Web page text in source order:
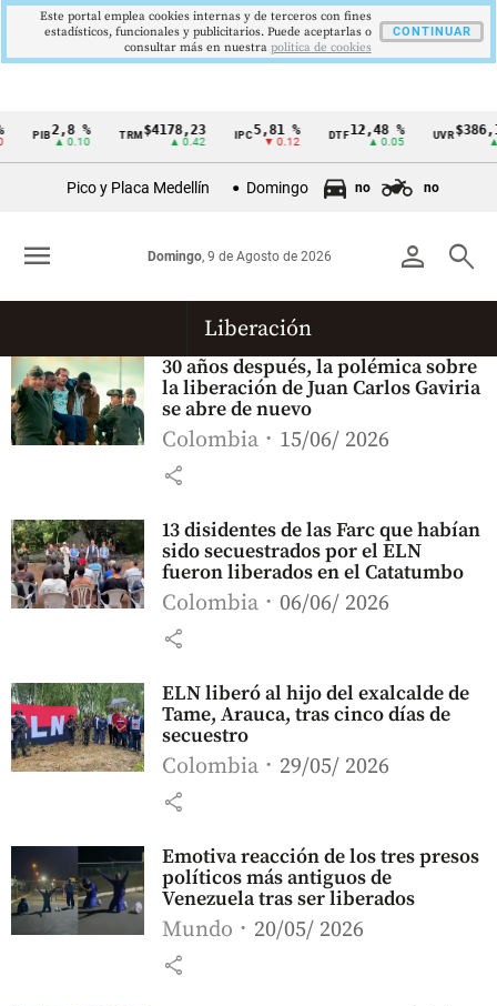
Cintillo
Colombia
PIB 2,8 %
▲ 0.10
TRM$4178,23
▲ 0.42
IPC5,81 %
▼ 0.12
DTF12,48 %
▲ 0.05
UVR
▲
Pico y Placa Medellín Domingo no no
person search
Domingo, 9 de Agosto de 2026
menu
Liberación
30 años después, la polémica sobre
la liberación de Juan Carlos Gaviria
se abre de nuevo
Colombia 15/06/ 2026
share
13 disidentes de las Farc que habían
sido secuestrados por el ELN
fueron liberados en el Catatumbo
Colombia 06/06/ 2026
share
ELN liberó al hijo del exalcalde de
Tame, Arauca, tras cinco días de
secuestro
Colombia 29/05/ 2026
share
Emotiva reacción de los tres presos
políticos más antiguos de
Venezuela tras ser liberados
Mundo 20/05/ 2026
share
Este portal emplea cookies internas y de terceros con fines
estadísticos, funcionales y publicitarios. Puede aceptarlas o
consultar más en nuestra politica de cookies
CONTINUAR